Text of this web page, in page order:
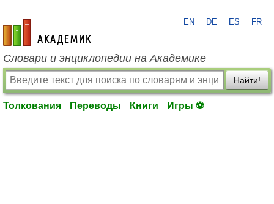
academic.ru
EN DE ES FR
Словари и энциклопедии на Академике
Найти!
Толкования Переводы Книги Игры ⚽